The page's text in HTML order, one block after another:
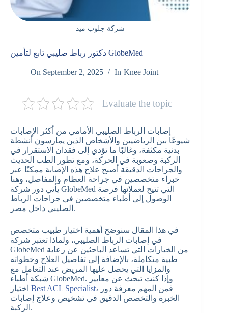
شركة جلوب ميد
دكتور رباط صليبي تابع لتأمين GlobeMed
On September 2, 2025 In Knee Joint
Evaluate the topic
إصابات الرباط الصليبي الأمامي من أكثر الإصابات
شيوعًا بين الرياضيين والأشخاص الذين يمارسون أنشطة
بدنية مكثفة، وغالبًا ما تؤدي إلى فقدان الاستقرار في
الركبة وصعوبة في الحركة، ومع تطور الطب الحديث
والجراحات الدقيقة أصبح علاج هذه الإصابة ممكنًا عبر
خبراء متخصصين في جراحة العظام والمفاصل، وهنا
يأتي دور شركة GlobeMed التي تتيح لعملائها فرصة
الوصول إلى أطباء متخصصين في جراحات الرباط
الصليبي داخل مصر.
في هذا المقال سنوضح أهمية اختيار طبيب متخصص
في إصابات الرباط الصليبي، ولماذا تعتبر شركة
GlobeMed من الخيارات التي تساعد الباحثين عن رعاية
طبية متكاملة، بالإضافة إلى تفاصيل العلاج وخطواته
والمزايا التي يحصل عليها المريض عند التعامل مع
شبكة أطباء GlobeMed. وإذا كنت تبحث عن معايير
Best ACL Specialist، فمن المهم معرفة دور
الخبرة والتخصص الدقيق في تشخيص وعلاج إصابات
الركبة.